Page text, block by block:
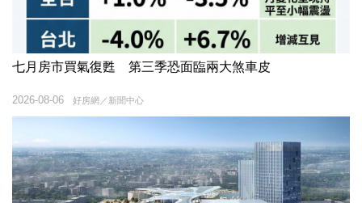
七月房市買氣復甦 第三季恐面臨兩大煞車皮
好房網／新聞中心
2026-08-06